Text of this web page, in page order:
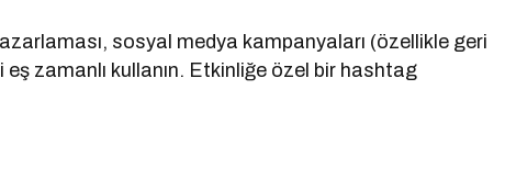
sosyal medya kampanyaları (özellikle geri
eş zamanlı kullanın. Etkinliğe özel bir hashtag